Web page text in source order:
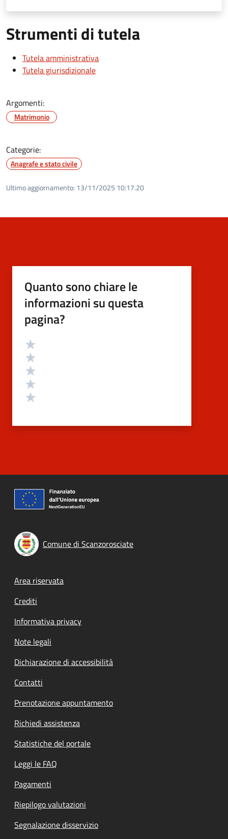
Strumenti di tutela
Tutela amministrativa
Tutela giurisdizionale
Argomenti:
Matrimonio
Categorie:
Anagrafe e stato civile
Ultimo aggiornamento: 13/11/2025 10:17.20
Quanto sono chiare le
informazioni su questa
pagina?
Valutazione
Comune di Scanzorosciate
Footer menu
Area riservata
Crediti
Informativa privacy
Note legali
Dichiarazione di accessibilità
Contatti
Prenotazione appuntamento
Richiedi assistenza
Statistiche del portale
Leggi le FAQ
Pagamenti
Riepilogo valutazioni
Segnalazione disservizio